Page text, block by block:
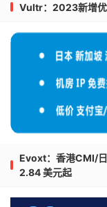
Vultr：2023新增优
Evoxt：香港CMI/
2.84 美元起